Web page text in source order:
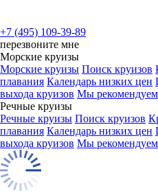
+7 (495) 109-39-89
перезвоните мне
Морские круизы
Морские круизы Поиск круизов
плавания Календарь низких цен
выхода круизов Мы рекомендуем
Речные круизы
Речные круизы Поиск круизов
плавания Календарь низких цен
выхода круизов Мы рекомендуем